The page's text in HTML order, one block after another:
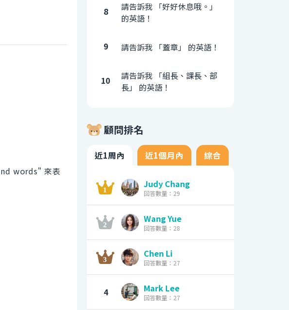
words" 來表
8
請告訴我 「好好休息哦。」
的英語！
9 請告訴我 「蓋章」 的英語！
10
請告訴我 「組長、課長、部
長」 的英語！
顧問排名
近1周內 近1個月內 綜合
Judy Chang
回答數量：29
Wang Yue
回答數量：28
Chen Li
回答數量：27
4 Mark Lee
回答數量：27